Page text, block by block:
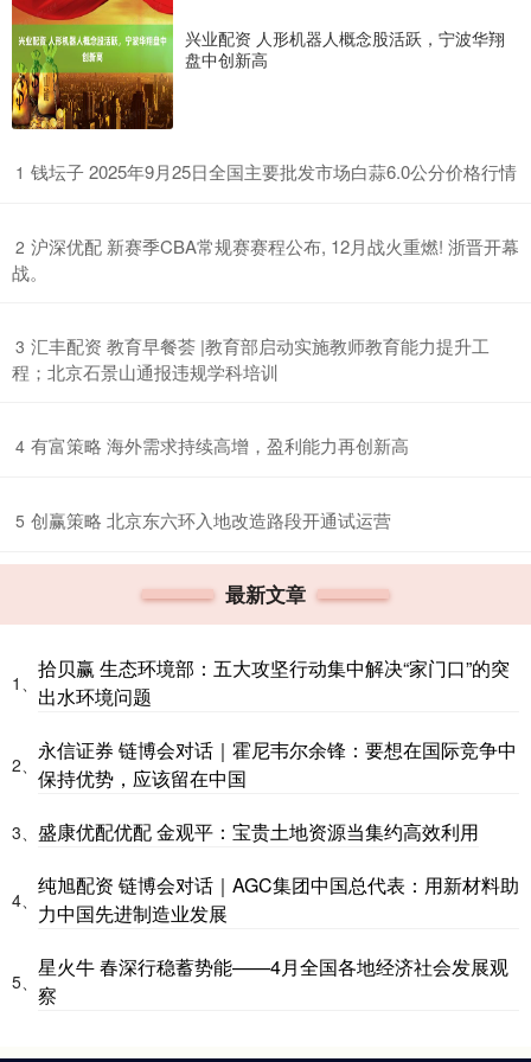
兴业配资 人形机器人概念股活跃，宁波华翔
盘中创新高
1 ​钱坛子 2025年9月25日全国主要批发市场白蒜6.0公分价格行情
2 ​沪深优配 新赛季CBA常规赛赛程公布, 12月战火重燃! 浙晋开幕
战。
3 ​汇丰配资 教育早餐荟 |教育部启动实施教师教育能力提升工
程；北京石景山通报违规学科培训
4 ​有富策略 海外需求持续高增，盈利能力再创新高
5 ​创赢策略 北京东六环入地改造路段开通试运营
最新文章
1、
拾贝赢 生态环境部：五大攻坚行动集中解决“家门口”的突
出水环境问题
2、
永信证券 链博会对话｜霍尼韦尔余锋：要想在国际竞争中
保持优势，应该留在中国
3、 盛康优配优配 金观平：宝贵土地资源当集约高效利用
4、
纯旭配资 链博会对话｜AGC集团中国总代表：用新材料助
力中国先进制造业发展
5、
星火牛 春深行稳蓄势能——4月全国各地经济社会发展观
察